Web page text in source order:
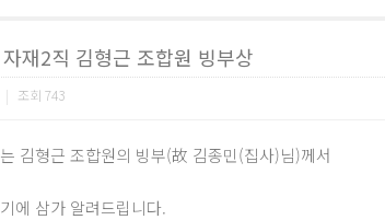
재2직 김형근 조합원 빙부상
| 조회 743
김형근 조합원의 빙부(故 김종민(집사)님)께서
에 삼가 알려드립니다.